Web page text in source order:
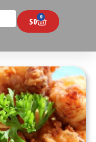
$0
0